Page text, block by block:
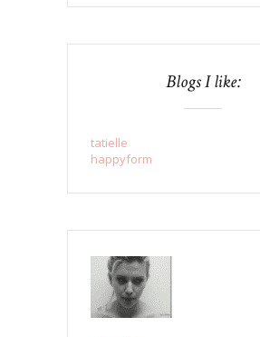
Blogs I like:
tatielle
happyform